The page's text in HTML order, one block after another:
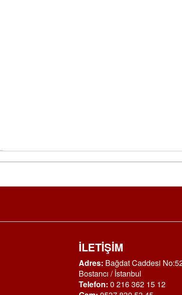
İLETİŞİM
Adres: Bağdat Caddesi
Bostancı / İstanbul
Telefon: 0 216 362 15 12